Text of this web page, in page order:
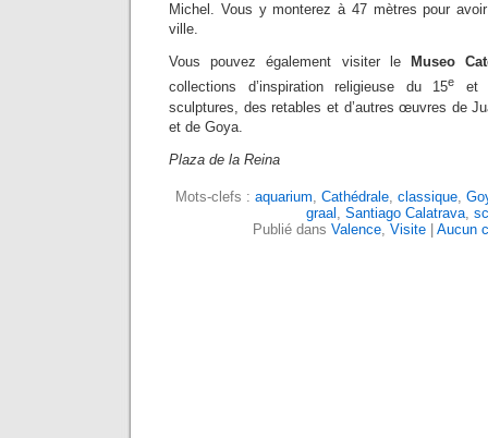
Michel. Vous y monterez à 47 mètres pour
ville.
Vous pouvez également visiter le
Museo
collections d’inspiration religieuse du 15e
et
sculptures, des retables et d’autres œuvres de
et de Goya.
Plaza de la Reina
Mots-clefs : aquarium Cathédrale classique
graal
Santiago Calatrava,
Publié dans Valence Visite Aucun